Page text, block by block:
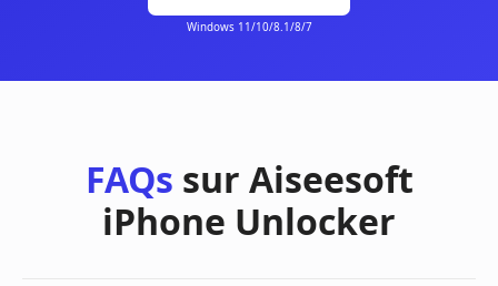
FAQs sur Aiseesoft
iPhone Unlocker